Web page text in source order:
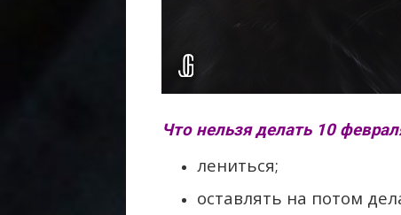
Что нельзя делать 10
лениться;
оставлять на потом